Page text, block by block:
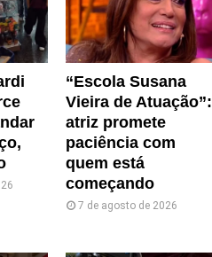
“Escola Susana
Vieira de Atuação”:
atriz promete
paciência com
quem está
começando
7 de agosto de 2026